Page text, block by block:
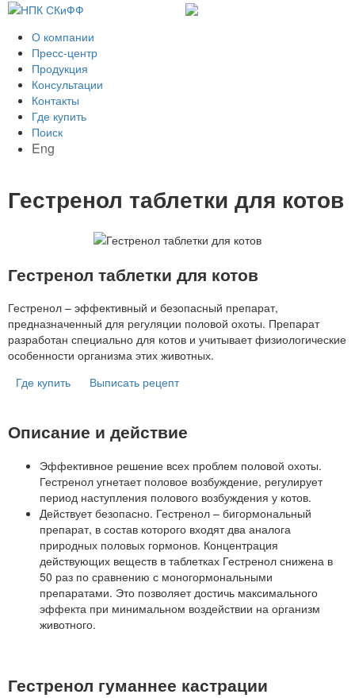
О компании
Пресс-центр
Продукция
Консультации
Контакты
Где купить
Поиск
Eng
Гестренол таблетки для котов
Гестренол таблетки для котов
Гестренол – эффективный и безопасный препарат,
предназначенный для регуляции половой охоты. Препарат
разработан специально для котов и учитывает физиологические
особенности организма этих животных.
Где купить
Выписать рецепт
Описание и действие
Эффективное решение всех проблем половой охоты.
Гестренол угнетает половое возбуждение, регулирует
период наступления полового возбуждения у котов.
Действует безопасно. Гестренол – бигормональный
препарат, в состав которого входят два аналога
природных половых гормонов. Концентрация
действующих веществ в таблетках Гестренол снижена в
50 раз по сравнению с моногормональными
препаратами. Это позволяет достичь максимального
эффекта при минимальном воздействии на организм
животного.
Гестренол гуманнее кастрации